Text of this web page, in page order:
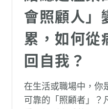
會照顧人」
累，如何從
回自我？
在生活或職場中，你
可靠的「照顧者」？